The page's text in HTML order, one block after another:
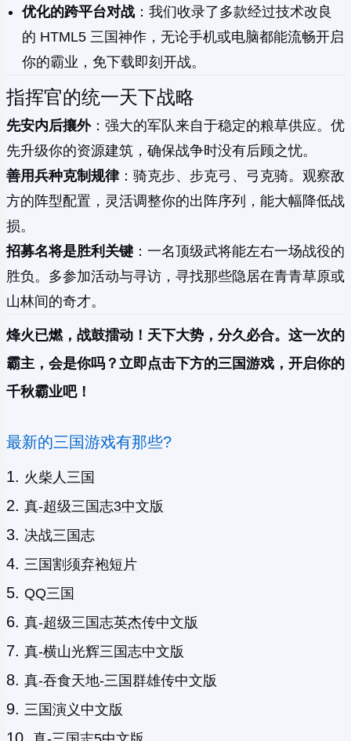
优化的跨平台对战 ：我们收录了多款经过技术改良
的 HTML5 三国神作，无论手机或电脑都能流畅开启
你的霸业，免下载即刻开战。
指挥官的统一天下战略
先安内后攘外：强大的军队来自于稳定的粮草供应。优
先升级你的资源建筑，确保战争时没有后顾之忧。
善用兵种克制规律：骑克步、步克弓、弓克骑。观察敌
方的阵型配置，灵活调整你的出阵序列，能大幅降低战
损。
招募名将是胜利关键：一名顶级武将能左右一场战役的
胜负。多参加活动与寻访，寻找那些隐居在青青草原或
山林间的奇才。
烽火已燃，战鼓擂动！天下大势，分久必合。这一次的
霸主，会是你吗？立即点击下方的三国游戏，开启你的
千秋霸业吧！
最新的三国游戏有那些?
火柴人三国
真-超级三国志3中文版
决战三国志
三国割须弃袍短片
QQ三国
真-超级三国志英杰传中文版
真-横山光辉三国志中文版
真-吞食天地-三国群雄传中文版
三国演义中文版